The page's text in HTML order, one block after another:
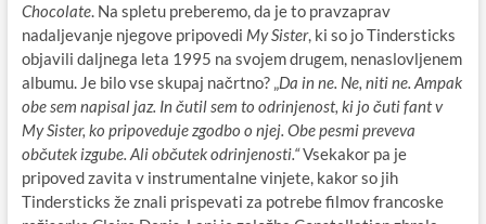
Chocolate. Na spletu preberemo, da je to pravzaprav
nadaljevanje njegove pripovedi My Sister, ki so jo Tindersticks
objavili daljnega leta 1995 na svojem drugem, nenaslovljenem
albumu. Je bilo vse skupaj načrtno? „Da in ne. Ne, niti ne. Ampak
obe sem napisal jaz. In čutil sem to odrinjenost, ki jo čuti fant v
My Sister, ko pripoveduje zgodbo o njej. Obe pesmi preveva
občutek izgube. Ali občutek odrinjenosti.“Vsekakor pa je
pripoved zavita v instrumentalne vinjete, kakor so jih
Tindersticks že znali prispevati za potrebe filmov francoske